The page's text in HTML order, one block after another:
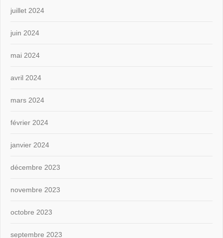
juillet 2024
juin 2024
mai 2024
avril 2024
mars 2024
février 2024
janvier 2024
décembre 2023
novembre 2023
octobre 2023
septembre 2023